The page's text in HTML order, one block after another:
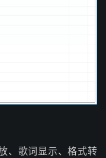
、歌词显示、格式转